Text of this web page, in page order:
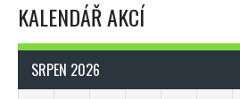
KALENDÁŘ AKCÍ
SRPEN 2026